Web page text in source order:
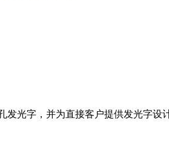
光字，并为直接客户提供发光字